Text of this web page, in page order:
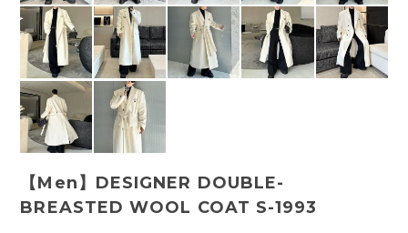
【Men】DESIGNER DOUBLE-
BREASTED WOOL COAT S-1993